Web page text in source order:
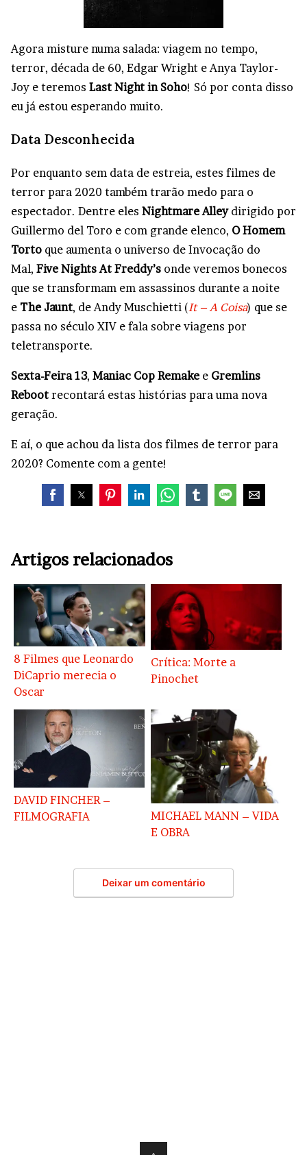
Agora misture numa salada: viagem no tempo,
terror, década de 60, Edgar Wright e Anya Taylor-
Joy e teremos Last Night in Soho! Só por conta disso
eu já estou esperando muito.
Data Desconhecida
Por enquanto sem data de estreia, estes filmes de
terror para 2020 também trarão medo para o
espectador. Dentre eles Nightmare Alleydirigido por
Guillermo del Toro e com grande elenco, O Homem
Torto que aumenta o universo de Invocação do
Mal, Five Nights At Freddy’s onde veremos bonecos
que se transformam em assassinos durante a noite
e The Jaunt, de Andy Muschietti (It – A Coisa) que se
passa no século XIV e fala sobre viagens por
teletransporte.
Sexta-Feira 13, Maniac Cop Remakee Gremlins
Reboot recontará estas histórias para uma nova
geração.
E aí, o que achou da lista dos filmes de terror para
2020? Comente com a gente!
Artigos relacionados
8 Filmes que Leonardo
DiCaprio merecia o
Oscar
Crítica: Morte a
Pinochet
DAVID FINCHER –
FILMOGRAFIA
MICHAEL MANN – VIDA
E OBRA
Deixar um comentário